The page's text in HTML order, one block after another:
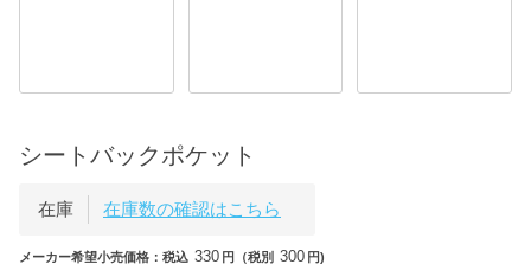
シートバックポケット
在庫 在庫数の確認はこちら
メーカー希望小売価格：税込 330 円（税別 300 円)